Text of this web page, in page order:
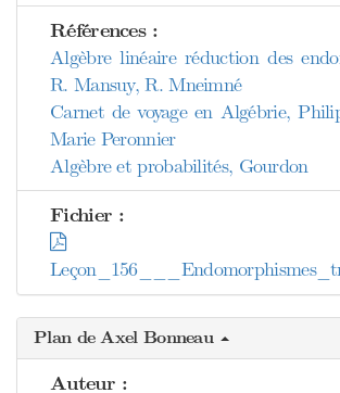
Références :
Algèbre linéaire réduction des
R. Mansuy, R. Mneimné
Carnet de voyage en Algébrie,
Marie Peronnier
Algèbre et probabilités, Gourdon
Fichier :
Plan de Axel Bonneau
Auteur :